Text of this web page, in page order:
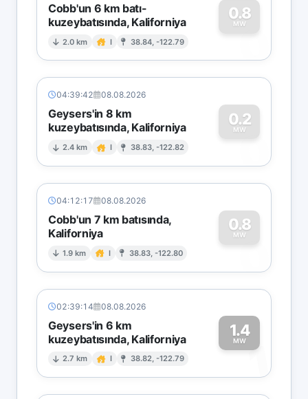
Cobb'un 6 km batı-
kuzeybatısında, Kaliforniya
2.0 km I 38.84, -122.79
0.8
MW
0
04:39:42 08.08.2026
Geysers'in 8 km
kuzeybatısında, Kaliforniya
2.4 km I 38.83, -122.82
0.2
MW
0
04:12:17 08.08.2026
Cobb'un 7 km batısında,
Kaliforniya
1.9 km I 38.83, -122.80
0.8
MW
0
02:39:14 08.08.2026
Geysers'in 6 km
kuzeybatısında, Kaliforniya
2.7 km I 38.82, -122.79
1.4
MW1